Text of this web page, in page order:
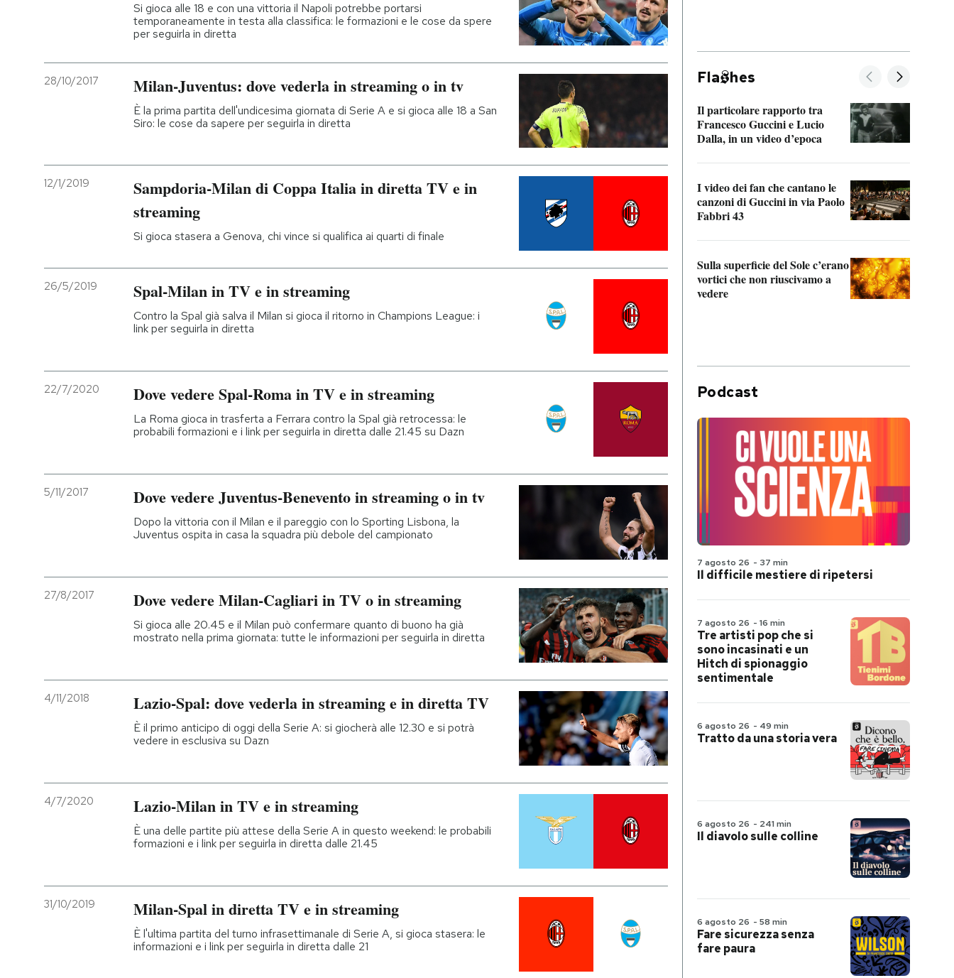
CALENDARIO
Entra
Si gioca alle 18 e con una vittoria il Napoli potrebbe portarsi
temporaneamente in testa alla classifica: le formazioni e le cose da spere
per seguirla in diretta
28/10/2017 Milan-Juventus: dove vederla in streaming o in tv
È la prima partita dell'undicesima giornata di Serie A e si gioca alle 18 a San
Siro: le cose da sapere per seguirla in diretta
12/1/2019
Sampdoria-Milan di Coppa Italia in diretta TV e in
streaming
Si gioca stasera a Genova, chi vince si qualifica ai quarti di finale
26/5/2019 Spal-Milan in TV e in streaming
Contro la Spal già salva il Milan si gioca il ritorno in Champions League: i
link per seguirla in diretta
22/7/2020 Dove vedere Spal-Roma in TV e in streaming
La Roma gioca in trasferta a Ferrara contro la Spal già retrocessa: le
probabili formazioni e i link per seguirla in diretta dalle 21.45 su Dazn
5/11/2017 Dove vedere Juventus-Benevento in streaming o in tv
Dopo la vittoria con il Milan e il pareggio con lo Sporting Lisbona, la
Juventus ospita in casa la squadra più debole del campionato
27/8/2017 Dove vedere Milan-Cagliari in TV o in streaming
Si gioca alle 20.45 e il Milan può confermare quanto di buono ha già
mostrato nella prima giornata: tutte le informazioni per seguirla in diretta
4/11/2018 Lazio-Spal: dove vederla in streaming e in diretta TV
È il primo anticipo di oggi della Serie A: si giocherà alle 12.30 e si potrà
vedere in esclusiva su Dazn
4/7/2020 Lazio-Milan in TV e in streaming
È una delle partite più attese della Serie A in questo weekend: le probabili
formazioni e i link per seguirla in diretta dalle 21.45
31/10/2019 Milan-Spal in diretta TV e in streaming
È l'ultima partita del turno infrasettimanale di Serie A, si gioca stasera: le
informazioni e i link per seguirla in diretta dalle 21
Fla hes
Il particolare rapporto tra
Francesco Guccini e Lucio
Dalla, in un video d’epoca
I video dei fan che cantano le
canzoni di Guccini in via Paolo
Fabbri 43
Sulla superficie del Sole c’erano
vortici che non riuscivamo a
vedere
Podcast
7 agosto 26 - 37 min
Il difficile mestiere di ripetersi
7 agosto 26 - 16 min
Tre artisti pop che si
sono incasinati e un
Hitch di spionaggio
sentimentale
6 agosto 26 - 49 min
Tratto da una storia vera
6 agosto 26 - 241 min
Il diavolo sulle colline
6 agosto 26 - 58 min
Fare sicurezza senza
fare paura